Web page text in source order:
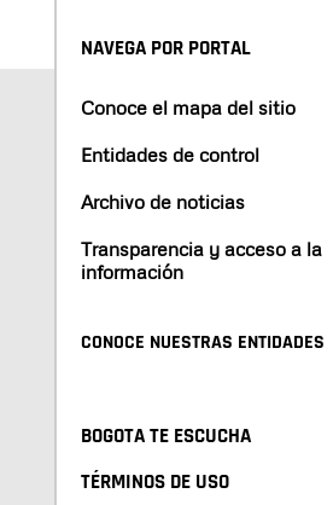
NAVEGA POR PORTAL
Conoce el mapa del sitio
Entidades de control
Archivo de noticias
Transparencia y acceso a la
información
CONOCE NUESTRAS ENTIDADES
BOGOTA TE ESCUCHA
TÉRMINOS DE USO